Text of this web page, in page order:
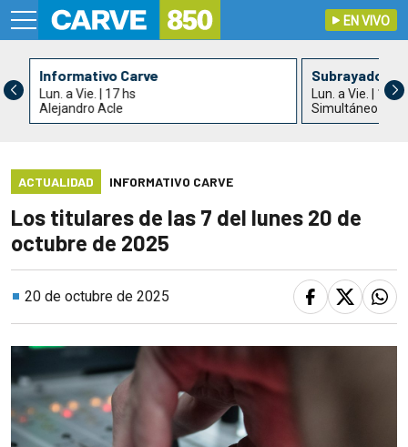
EN VIVO
Informativo Carve
Lun. a Vie. | 17 hs
Alejandro Acle
Subrayado
Lun. a Vie. | 18 hs
Simultáneo con
ACTUALIDAD INFORMATIVO CARVE
Los titulares de las 7 del lunes 20 de
octubre de 2025
20 de octubre de 2025